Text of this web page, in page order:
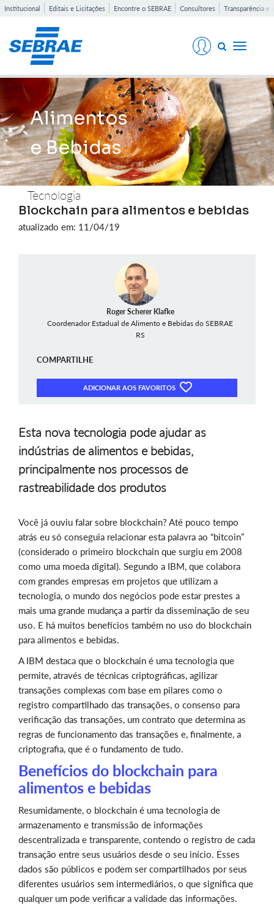
Institucional Editais e Licitações Encontre o SEBRAE Consultores Transparência e
Toggle
Alimentos
e Bebidas
Tecnologia
Blockchain para alimentos e bebidas
atualizado em: 11/04/19
Roger Scherer Klafke
Coordenador Estadual de Alimento e Bebidas do SEBRAE
RS
COMPARTILHE
ADICIONAR AOS FAVORITOS
Esta nova tecnologia pode ajudar as
indústrias de alimentos e bebidas,
principalmente nos processos de
rastreabilidade dos produtos
Você já ouviu falar sobre blockchain? Até pouco tempo
atrás eu só conseguia relacionar esta palavra ao “bitcoin”
(considerado o primeiro blockchain que surgiu em 2008
como uma moeda digital). Segundo a IBM, que colabora
com grandes empresas em projetos que utilizam a
tecnologia, o mundo dos negócios pode estar prestes a
mais uma grande mudança a partir da disseminação de seu
uso. E há muitos benefícios também no uso do blockchain
para alimentos e bebidas.
A IBM destaca que o blockchain é uma tecnologia que
permite, através de técnicas criptográficas, agilizar
transações complexas com base em pilares como o
registro compartilhado das transações, o consenso para
verificação das transações, um contrato que determina as
regras de funcionamento das transações e, finalmente, a
criptografia, que é o fundamento de tudo.
Benefícios do blockchain para
alimentos e bebidas
Resumidamente, o blockchain é uma tecnologia de
armazenamento e transmissão de informações
descentralizada e transparente, contendo o registro de cada
transação entre seus usuários desde o seu início. Esses
dados são públicos e podem ser compartilhados por seus
diferentes usuários sem intermediários, o que significa que
qualquer um pode verificar a validade das informações.